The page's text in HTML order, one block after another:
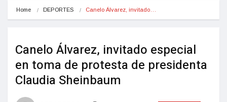
Home DEPORTES Canelo Álvarez, invitado…
Canelo Álvarez, invitado especial
en toma de protesta de presidenta
Claudia Sheinbaum